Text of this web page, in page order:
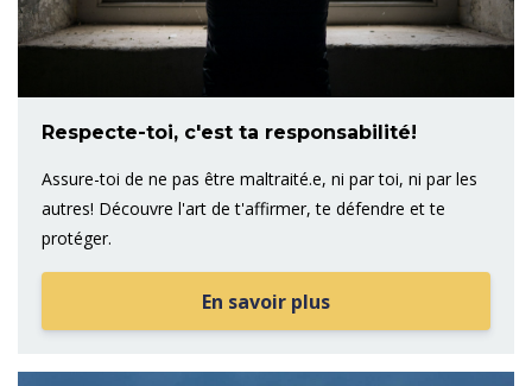
Respecte-toi, c'est ta responsabilité!
Assure-toi de ne pas être maltraité.e, ni par toi, ni par les
autres! Découvre l'art de t'affirmer, te défendre et te
protéger.
En savoir plus